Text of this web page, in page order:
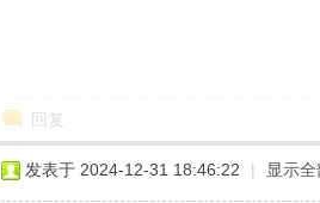
回复
发表于 2024-12-31 18:46:22 | 显示